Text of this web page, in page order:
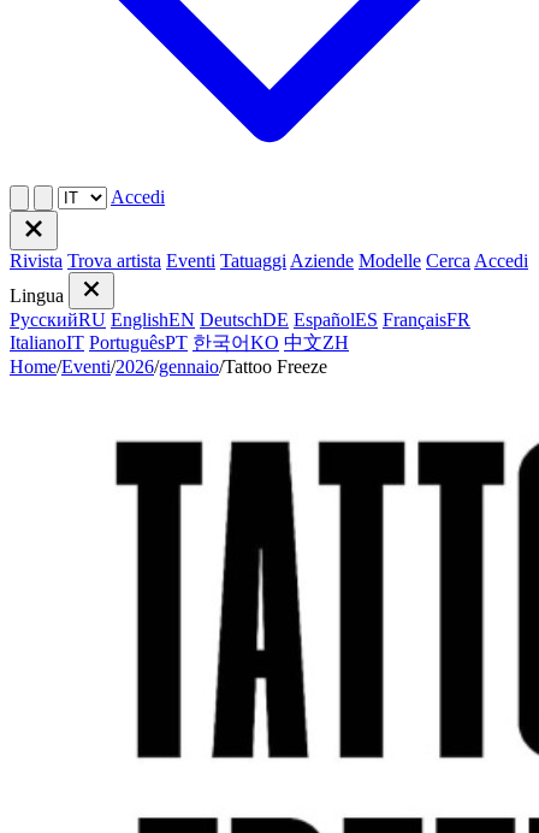
Accedi
Rivista Trova artista Eventi Tatuaggi Aziende Modelle Cerca Accedi
Lingua
РусскийRU EnglishEN DeutschDE EspañolES FrançaisFR
ItalianoIT PortuguêsPT 한국어KO 中文ZH
Home/Eventi/2026/gennaio/Tattoo Freeze